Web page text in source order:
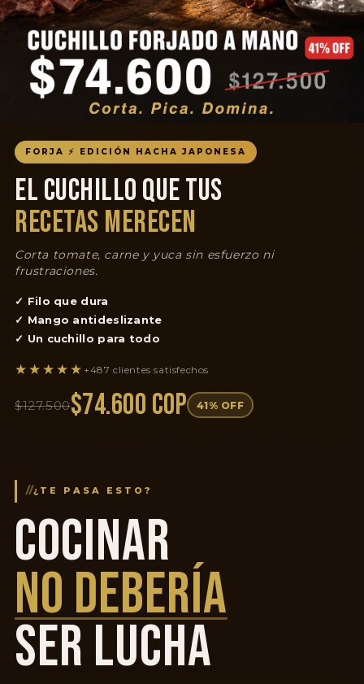
FORJA ⚡ EDICIÓN HACHA JAPONESA
EL CUCHILLO QUE TUS
RECETAS MERECEN
Corta tomate, carne y yuca sin esfuerzo ni
frustraciones.
✓ Filo que dura
✓ Mango antideslizante
✓ Un cuchillo para todo
★★★★★ +487 clientes satisfechos
$127.500$74.600 COP 41% OFF
//¿TE PASA ESTO?
COCINAR
NO DEBERÍA
SER LUCHA